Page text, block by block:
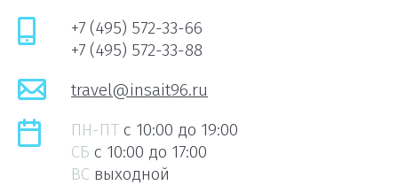
+7 (495) 572-33-66
+7 (495) 572-33-88
travel@insait96.ru
ПН-ПТ c 10:00 до 19:00
СБ c 10:00 до 17:00
ВС выходной